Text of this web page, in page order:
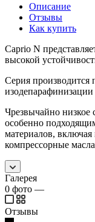
Описание
Отзывы
Как купить
Caprio N
высокой
Серия производится
Чрезвычайно низкое
особенно
материалов,
компрессорные
Галерея
0 фото —
Отзывы